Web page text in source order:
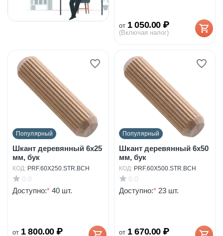
от 1 050.00 ₽
(Включая налог)
Популярный
Шкант деревянный 6х25
мм, бук
КОД: PRF.60X250.STR.BCH
0.0
Доступно:* 40 шт.
от 1 800.00 ₽
Популярный
Шкант деревянный 6х50
мм, бук
КОД: PRF.60X500.STR.BCH
0.0
Доступно:* 23 шт.
от 1 670.00 ₽